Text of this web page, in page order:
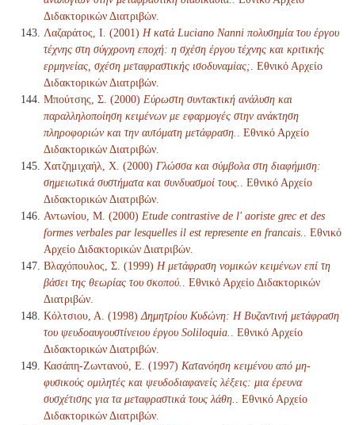
Διδακτορικών Διατριβών.
Λαζαράτος, Ι. (2001) Η κατά Luciano Nanni πολυσημία του έργου
τέχνης στη σύγχρονη εποχή: η σχέση έργου τέχνης και κριτικής
ερμηνείας, σχέση μεταφραστικής ισοδυναμίας; . Εθνικό Αρχείο
Διδακτορικών Διατριβών.
Μπούτσης, Σ. (2000) Εύρωστη συντακτική ανάλυση και
παραλληλοποίηση κειμένων με εφαρμογές στην ανάκτηση
πληροφοριών και την αυτόματη μετάφραση.
. Εθνικό Αρχείο
Διδακτορικών Διατριβών.
Χατζημιχαήλ, Χ. (2000) Γλώσσα και σύμβολα στη διαφήμιση:
σημειωτικά συστήματα και συνδυασμοί τους.
. Εθνικό Αρχείο
Διδακτορικών Διατριβών.
Αντωνίου, Μ. (2000) Etude contrastive de l' aoriste grec et des
formes verbales par lesquelles il est represente en francais.
. Εθνικό
Αρχείο Διδακτορικών Διατριβών.
Βλαχόπουλος, Σ. (1999) Η μετάφραση νομικών κειμένων επί τη
βάσει της θεωρίας του σκοπού.
. Εθνικό Αρχείο Διδακτορικών
Διατριβών.
Κόλτσιου, Α. (1998) Δημητρίου Κυδώνη: Η Βυζαντινή μετάφραση
του ψευδοαυγουστίνειου έργου Soliloquia.
. Εθνικό Αρχείο
Διδακτορικών Διατριβών.
Κασάπη-Ζωντανού, Ε. (1997) Κατανόηση κειμένου από μη-
φυσικούς ομιλητές και ψευδοδιαφανείς λέξεις: μια έρευνα
συσχέτισης για τα μεταφραστικά τους λάθη.
. Εθνικό Αρχείο
Διδακτορικών Διατριβών.